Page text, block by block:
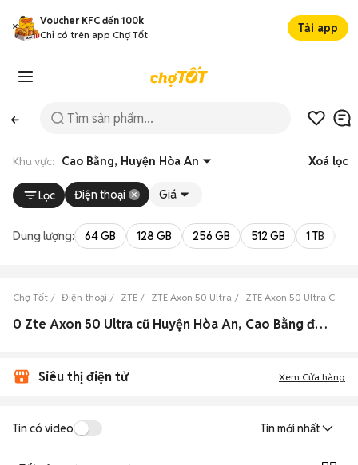
Voucher KFC đến 100k
Chỉ có trên app Chợ Tốt
Tải app
Khu vực: Cao Bằng, Huyện Hòa An Xoá lọc
Lọc Điện thoại Giá
Dung lượng: 64 GB 128 GB 256 GB 512 GB 1 TB
Chợ Tốt Điện thoại ZTE ZTE Axon 50 Ultra ZTE Axon 50 Ultra Cao
0 Zte Axon 50 Ultra cũ Huyện Hòa An, Cao Bằng đẹp
Siêu thị điện tử Xem Cửa hàng
Tin có video Tin mới nhất